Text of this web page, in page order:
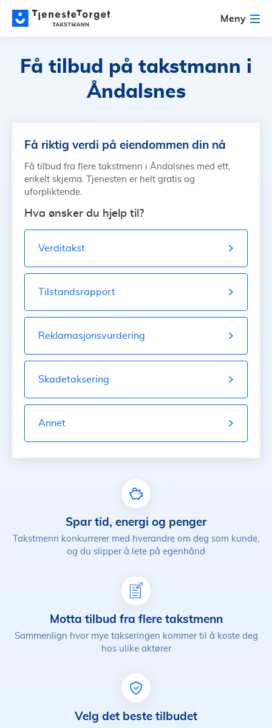
Meny
Få tilbud på takstmann i
Åndalsnes
Få riktig verdi på eiendommen din nå
Få tilbud fra flere takstmenn i Åndalsnes med ett,
enkelt skjema. Tjenesten er helt gratis og
uforpliktende.
Hva ønsker du hjelp til?
Verditakst
Tilstandsrapport
Reklamasjonsvurdering
Skadetaksering
Annet
Spar tid, energi og penger
Takstmenn konkurrerer med hverandre om deg som kunde,
og du slipper å lete på egenhånd
Motta tilbud fra flere takstmenn
Sammenlign hvor mye takseringen kommer til å koste deg
hos ulike aktører
Velg det beste tilbudet